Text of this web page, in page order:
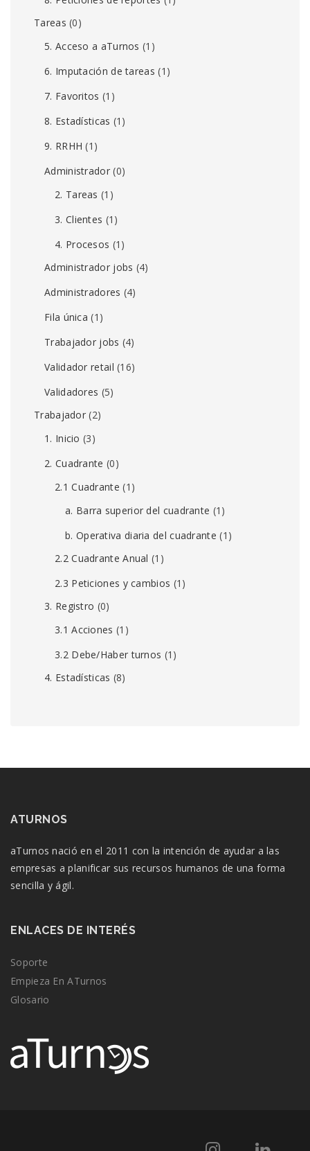
Tareas (0)
5. Acceso a aTurnos (1)
6. Imputación de tareas (1)
7. Favoritos (1)
8. Estadísticas (1)
9. RRHH (1)
Administrador(0)
2. Tareas (1)
3. Clientes (1)
4. Procesos (1)
Administrador jobs (4)
Administradores (4)
Fila única (1)
Trabajador jobs (4)
Validador retail (16)
Validadores (5)
Trabajador (2)
1. Inicio (3)
2. Cuadrante (0)
2.1 Cuadrante (1)
a. Barra superior del cuadrante (1)
b. Operativa diaria del cuadrante (1)
2.2 Cuadrante Anual (1)
2.3 Peticiones y cambios (1)
3. Registro (0)
3.1 Acciones (1)
3.2 Debe/Haber turnos (1)
4. Estadísticas (8)
ATURNOS
aTurnos nació en el 2011 con la intención de ayudar a las
empresas a planificar sus recursos humanos de una forma
sencilla y ágil.
ENLACES DE INTERÉS
Soporte
Empieza En ATurnos
Glosario